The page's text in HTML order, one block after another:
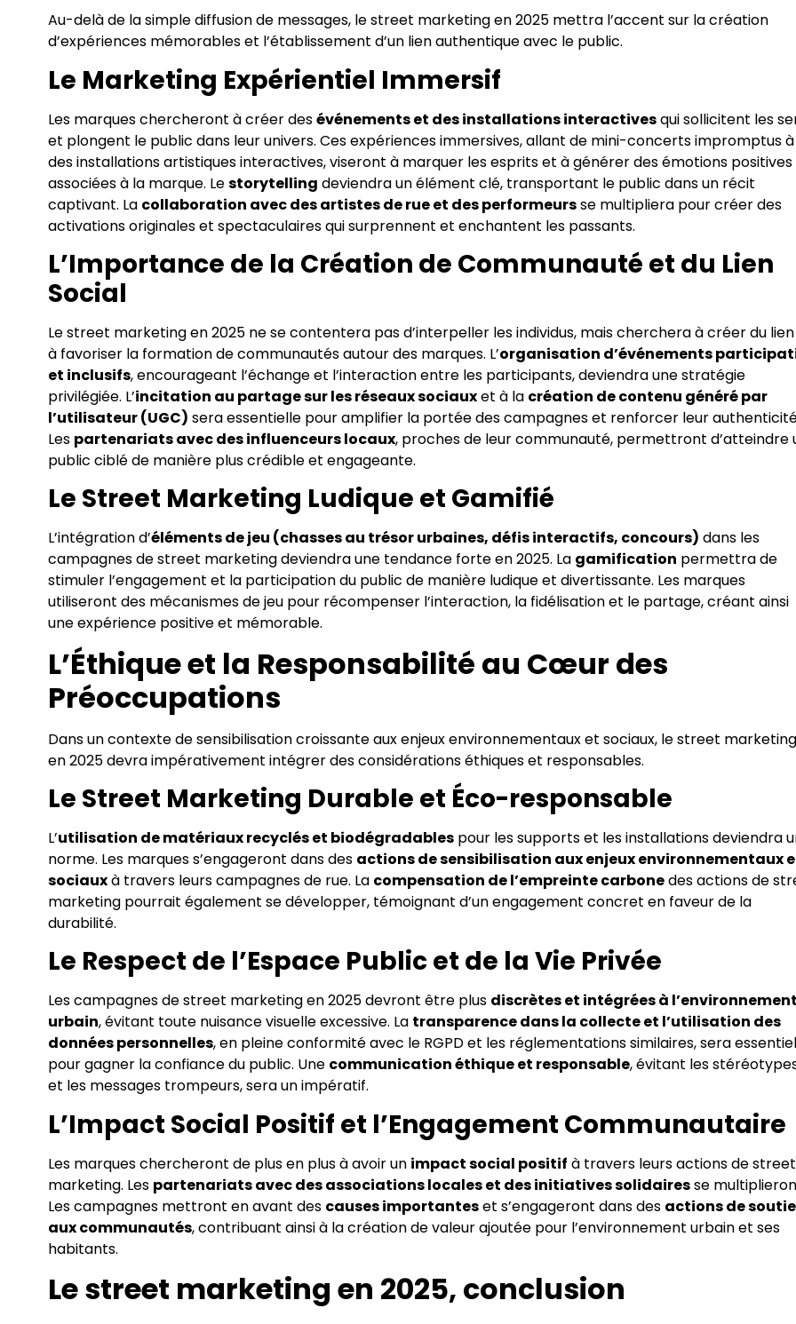
Au-delà de la simple diffusion de messages, le street marketing en 2025 mettra l’accent sur la création
d’expériences mémorables et l’établissement d’un lien authentique avec le public.
Le Marketing Expérientiel Immersif
Les marques chercheront à créer desévénements et des installations interactivesqui sollicitent les
et plongent le public dans leur univers. Ces expériences immersives, allant de mini-concerts impromptus à
des installations artistiques interactives, viseront à marquer les esprits et à générer des émotions positives
associées à la marque. Lestorytelling deviendra un élément clé, transportant le public dans un récit
captivant. La collaboration avec des artistes de rue et des performeursse multipliera pour créer des
activations originales et spectaculaires qui surprennent et enchantent les passants.
L’Importance de la Création de Communauté et du Lien
Social
Le street marketing en 2025 ne se contentera pas d’interpeller les individus, mais cherchera à créer du
à favoriser la formation de communautés autour des marques. L’organisation d’événements
et inclusifs, encourageant l’échange et l’interaction entre les participants, deviendra une stratégie
privilégiée. L’incitation au partage sur les réseaux sociauxet à la création de contenu généré par
l’utilisateur (UGC) sera essentielle pour amplifier la portée des campagnes et renforcer leur
Les partenariats avec des influenceurs locaux, proches de leur communauté, permettront d’atteindre
public ciblé de manière plus crédible et engageante.
Le Street Marketing Ludique et Gamifié
L’intégration d’éléments de jeu (chasses au trésor urbaines, défis interactifs, concours) dans les
campagnes de street marketing deviendra une tendance forte en 2025. La gamification permettra de
stimuler l’engagement et la participation du public de manière ludique et divertissante. Les marques
utiliseront des mécanismes de jeu pour récompenser l’interaction, la fidélisation et le partage, créant ainsi
une expérience positive et mémorable.
L’Éthique et la Responsabilité au Cœur des
Préoccupations
Dans un contexte de sensibilisation croissante aux enjeux environnementaux et sociaux, le street marketing
en 2025 devra impérativement intégrer des considérations éthiques et responsables.
Le Street Marketing Durable et Éco-responsable
L’utilisation de matériaux recyclés et biodégradablespour les supports et les installations deviendra
norme. Les marques s’engageront dans des actions de sensibilisation aux enjeux environnementaux
sociauxà travers leurs campagnes de rue. La compensation de l’empreinte carbonedes actions de
marketing pourrait également se développer, témoignant d’un engagement concret en faveur de la
durabilité.
Le Respect de l’Espace Public et de la Vie Privée
Les campagnes de street marketing en 2025 devront être plus discrètes et intégrées à l’environnement
urbain, évitant toute nuisance visuelle excessive. La transparence dans la collecte et l’utilisation des
données personnelles, en pleine conformité avec le RGPD et les réglementations similaires, sera
pour gagner la confiance du public. Une communication éthique et responsable, évitant les
et les messages trompeurs, sera un impératif.
L’Impact Social Positif et l’Engagement Communautaire
Les marques chercheront de plus en plus à avoir un impact social positif à travers leurs actions de street
marketing. Les partenariats avec des associations locales et des initiatives solidairesse
Les campagnes mettront en avant des causes importanteset s’engageront dans des actions de
aux communautés, contribuant ainsi à la création de valeur ajoutée pour l’environnement urbain et ses
habitants.
Le street marketing en 2025, conclusion